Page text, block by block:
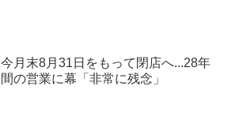
今月末8月31日をもって閉店へ...28年
間の営業に幕「非常に残念」